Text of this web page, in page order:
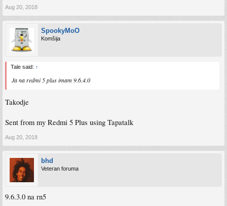
Aug 20, 2018
SpookyMoO
Komšija
Tale said: ↑
Ja na redmi 5 plus imam 9.6.4.0
Takodje
Sent from my Redmi 5 Plus using Tapatalk
Aug 20, 2018
bhd
Veteran foruma
9.6.3.0 na rn5